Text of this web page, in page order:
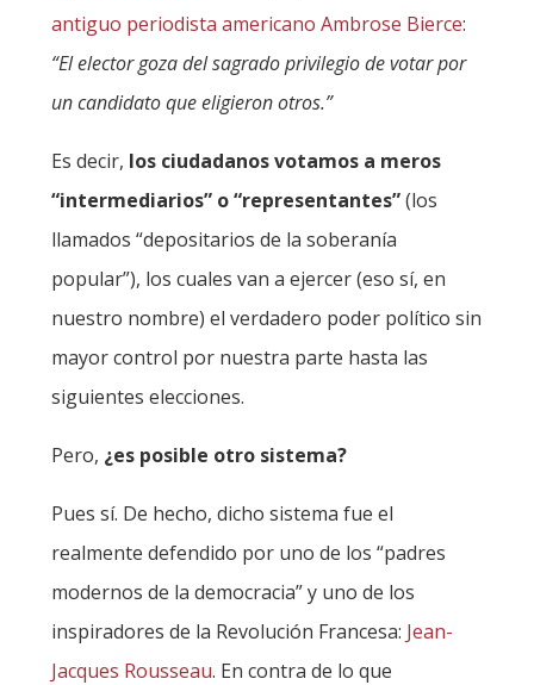
antiguo periodista americano Ambrose Bierce:
“El elector goza del sagrado privilegio de votar por
un candidato que eligieron otros.”
Es decir, los ciudadanos votamos a meros
“intermediarios” o “representantes”(los
llamados “depositarios de la soberanía
popular”), los cuales van a ejercer (eso sí, en
nuestro nombre) el verdadero poder político sin
mayor control por nuestra parte hasta las
siguientes elecciones.
Pero, ¿es posible otro sistema?
Pues sí. De hecho, dicho sistema fue el
realmente defendido por uno de los “padres
modernos de la democracia” y uno de los
inspiradores de la Revolución Francesa: Jean-
Jacques Rousseau. En contra de lo que